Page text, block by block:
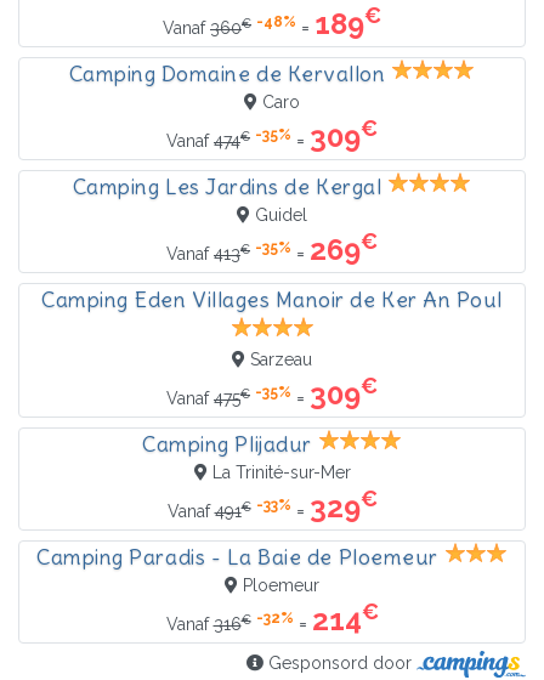
Vanaf360€ -48% = 189€
Camping Domaine de Kervallon
Caro
Vanaf474€ -35% = 309€
Camping Les Jardins de Kergal
Guidel
Vanaf413€ -35% = 269€
Camping Eden Villages Manoir de Ker An Poul
Sarzeau
Vanaf475€ -35% = 309€
Camping Plijadur
La Trinité-sur-Mer
Vanaf491€ -33% = 329€
Camping Paradis - La Baie de Ploemeur
Ploemeur
Vanaf316€ -32% = 214€
Gesponsord door